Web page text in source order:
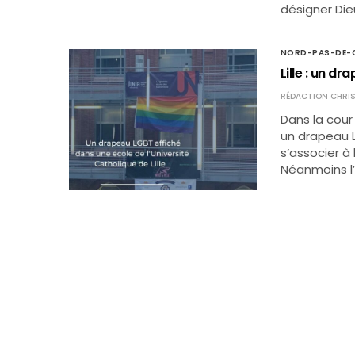
désigner
NORD-PAS-DE-
Lille : un
RÉDACTION
Dans la
un drapeau
s’associer
Néanmoins